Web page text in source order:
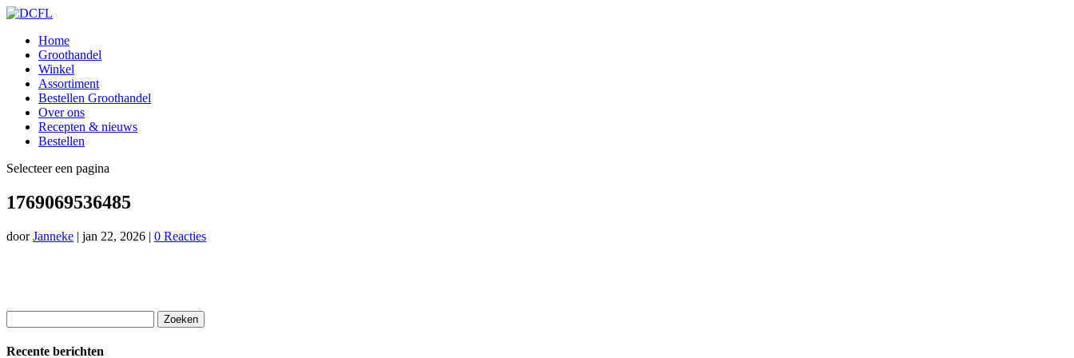
Home
Groothandel
Winkel
Assortiment
Bestellen Groothandel
Over ons
Recepten & nieuws
Bestellen
Selecteer een pagina
1769069536485
doorJanneke | jan 22, 2026 | 0 Reacties
naar:
Recente berichten